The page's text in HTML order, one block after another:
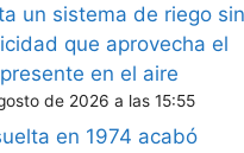
un sistema de riego sin
que aprovecha el
en el aire
de 2026 a las 15:55
en 1974 acabó